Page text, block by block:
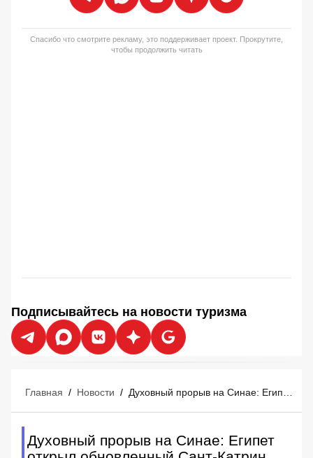
Спасибо что смотрите рекламу, это поддерживает проект. Прокрутите,
чтобы продолжить читать
Подписывайтесь на новости туризма
Главная / Новости /
Духовный прорыв на Синае: Египет